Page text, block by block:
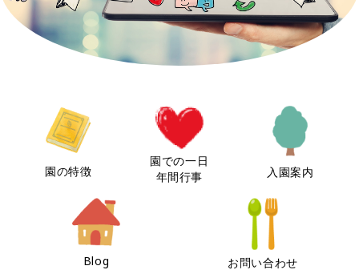
園の特徴
園での一日
年間行事
入園案内
Blog お問い合わせ